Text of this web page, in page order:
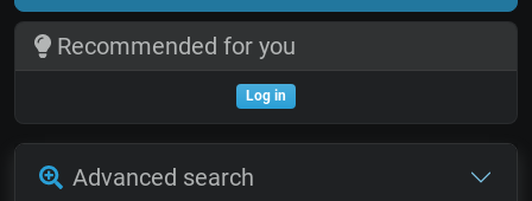
Recommended for you
Log in
Advanced search